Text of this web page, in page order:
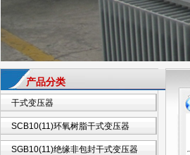
产品分类
干式变压器
SCB10(11)环氧树脂干式变压器
SGB10(11)绝缘非包封干式变压器